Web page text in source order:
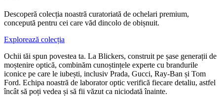
Descoperă colecția noastră curatoriată de ochelari premium,
concepută pentru cei care văd dincolo de obișnuit.
Explorează colecția
Ochii tăi spun povestea ta. La Blickers, construit pe șase generații de
moștenire optică, combinăm cunoștințele experte cu brandurile
iconice pe care le iubești, inclusiv Prada, Gucci, Ray-Ban și Tom
Ford. Echipa noastră de laborator optic verifică fiecare detaliu, astfel
încât să poți vedea și să fii văzut ca niciodată înainte.